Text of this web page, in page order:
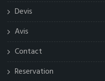
Devis
Avis
Contact
Reservation